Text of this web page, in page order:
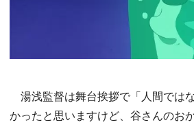
湯浅監督は舞台挨拶で「人間では
かったと思いますけど、谷さんのお